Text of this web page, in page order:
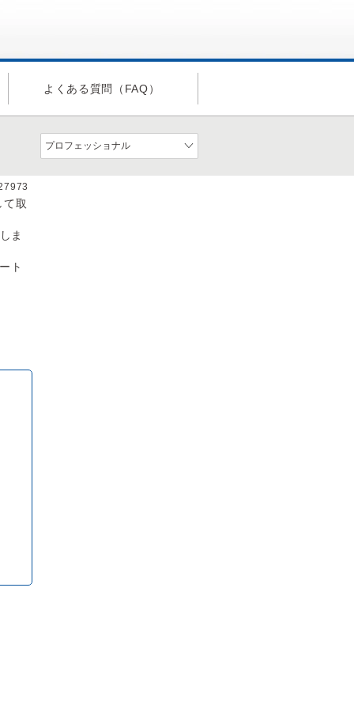
よくある質問（FAQ）
取
ま
ト